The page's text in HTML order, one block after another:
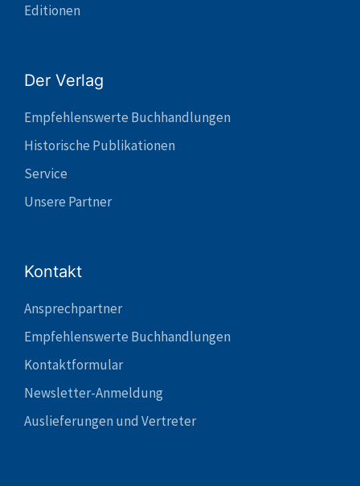
Editionen
Der Verlag
Empfehlenswerte Buchhandlungen
Historische Publikationen
Service
Unsere Partner
Kontakt
Ansprechpartner
Empfehlenswerte Buchhandlungen
Kontaktformular
Newsletter-Anmeldung
Auslieferungen und Vertreter